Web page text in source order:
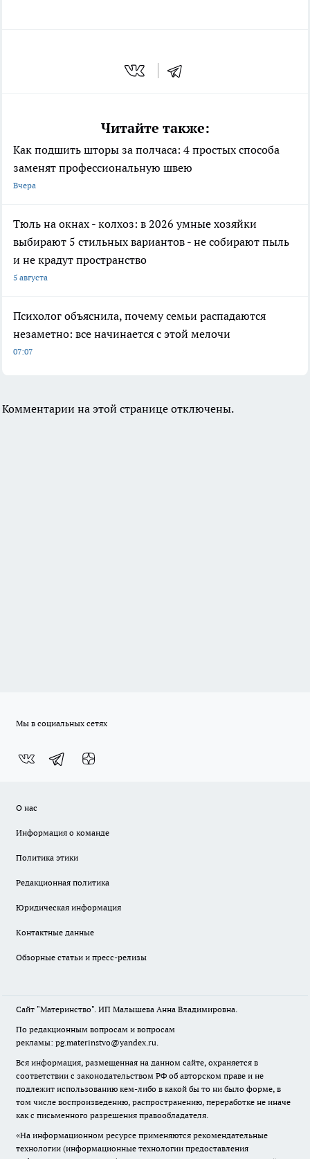
Читайте также:
Как подшить шторы за полчаса: 4 простых способа
заменят профессиональную швею
Вчера
Тюль на окнах - колхоз: в 2026 умные хозяйки
выбирают 5 стильных вариантов - не собирают пыль
и не крадут пространство
5 августа
Психолог объяснила, почему семьи распадаются
незаметно: все начинается с этой мелочи
07:07
Комментарии на этой странице отключены.
Мы в социальных сетях
О нас
Информация о команде
Политика этики
Редакционная политика
Юридическая информация
Контактные данные
Обзорные статьи и пресс-релизы
Сайт "Материнство". ИП Малышева Анна Владимировна.
По редакционным вопросам и вопросам
рекламы: pg.materinstvo@yandex.ru.
Вся информация, размещенная на данном сайте, охраняется в
соответствии с законодательством РФ об авторском праве и не
подлежит использованию кем-либо в какой бы то ни было форме, в
том числе воспроизведению, распространению, переработке не иначе
как с письменного разрешения правообладателя.
«На информационном ресурсе применяются рекомендательные
технологии (информационные технологии предоставления